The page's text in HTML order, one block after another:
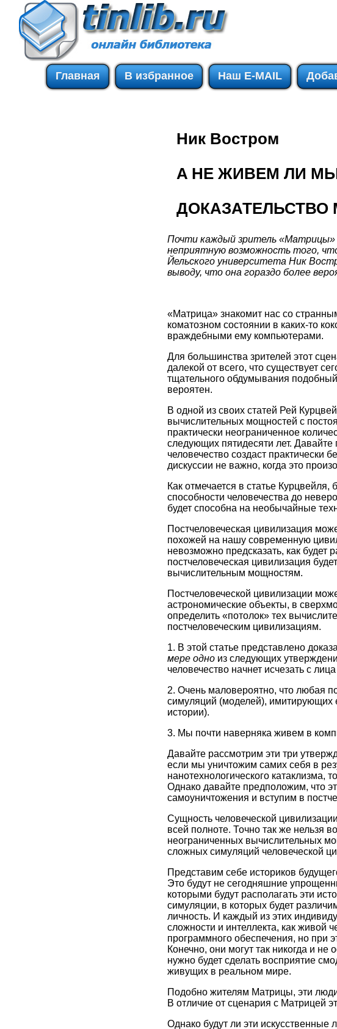
Главная В избранное Наш E-MAIL
Ник Востром
A HE ЖИВЕМ ЛИ
Почти каждый зритель «Матрицы»
неприятную возможность того,
Йельского университета Ник
выводу, что она гораздо более
«Матрица» знакомит нас со
коматозном состоянии в каких-то
враждебными ему компьютерами.
Для большинства зрителей этот
далекой от всего, что существует
тщательного обдумывания
вероятен.
В одной из своих статей Рей
вычислительных мощностей с
практически неограниченное
следующих пятидесяти лет.
человечество создаст практически
дискуссии не важно, когда это
Как отмечается в статье
способности человечества до
будет способна на необычайные
Постчеловеческая цивилизация
похожей на нашу современную
невозможно предсказать, как
постчеловеческая цивилизация
вычислительным мощностям.
Постчеловеческой цивилизации
астрономические объекты, в
определить «потолок» тех
постчеловеческим цивилизациям.
1. В этой статье представлено
мере одно из следующих
человечество начнет исчезать с
2. Очень маловероятно, что любая
симуляций (моделей), имитирующих
истории).
3. Мы почти наверняка живем в
Давайте рассмотрим эти три
если мы уничтожим самих себя в
нанотехнологического катаклизма,
Однако давайте предположим, что
самоуничтожения и вступим в
Сущность человеческой
всей полноте. Точно так же нельзя
неограниченных вычислительных
сложных симуляций человеческой
Представим себе историков
Это будут не сегодняшние
которыми будут располагать эти
симуляции, в которых будет
личность. И каждый из этих
сложности и интеллекта, как живой
программного обеспечения, но при
Конечно, они могут так никогда и
нужно будет сделать восприятие
живущих в реальном мире.
Подобно жителям Матрицы, эти
В отличие от сценария с Матрицей
Однако будут ли эти